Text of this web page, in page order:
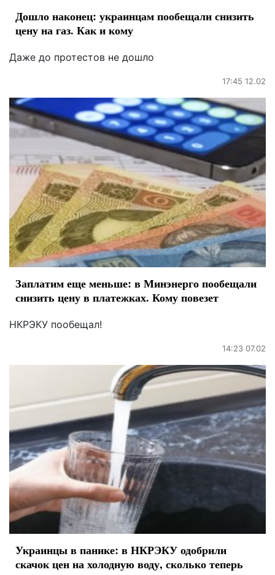
Дошло наконец: украинцам пообещали снизить
цену на газ. Как и кому
Даже до протестов не дошло
17:45 12.02
Заплатим еще меньше: в Минэнерго пообещали
снизить цену в платежках. Кому повезет
НКРЭКУ пообещал!
14:23 07.02
Украинцы в панике: в НКРЭКУ одобрили
скачок цен на холодную воду, сколько теперь